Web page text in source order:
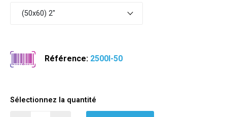
(50x60) 2"
Référence: 2500I-50
Sélectionnez la quantité